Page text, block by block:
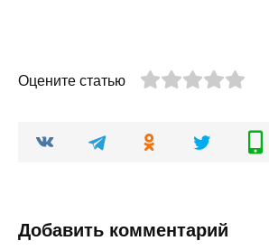
Оцените статью
Добавить комментарий